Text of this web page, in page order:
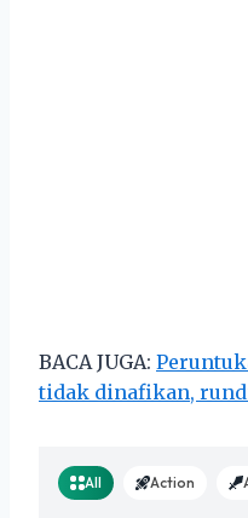
BACA JUGA:
tidak dinafikan,